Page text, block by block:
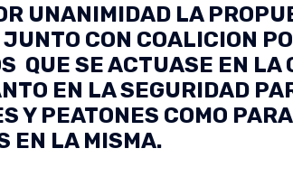
UNANIMIDAD LA
CON COALICION
QUE SE ACTUASE EN LA
EN LA SEGURIDAD
Y PEATONES COMO
EN LA MISMA.